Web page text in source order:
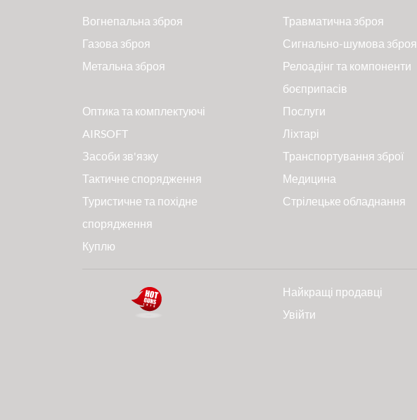
Вогнепальна зброя Травматична зброя
Газова зброя
Сигнально-шумова зброя
Метальна зброя
Релоадінг та компоненти
боєприпасів
Оптика та комплектуючі Послуги
AIRSOFT
Ліхтарі
Засоби зв'язку
Транспортування зброї
Тактичне спорядження
Медицина
Туристичне та похідне
спорядження
Стрілецьке обладнання
Куплю
Найкращі продавці
Увійти